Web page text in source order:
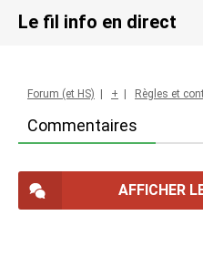
Le fil info en direct
Commentaires
Forum (et HS) + Règles et
AFFICHER